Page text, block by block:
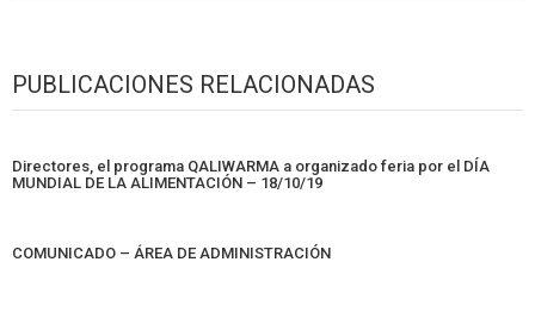
PUBLICACIONES RELACIONADAS
Directores, el programa QALIWARMA a organizado feria por el DÍA
MUNDIAL DE LA ALIMENTACIÓN – 18/10/19
COMUNICADO – ÁREA DE ADMINISTRACIÓN